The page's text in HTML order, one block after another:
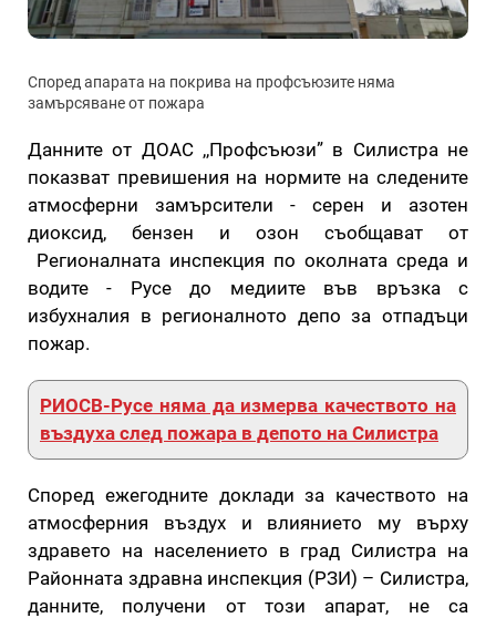
Според апарата на покрива на профсъюзите няма
замърсяване от пожара
Данните от ДОАС ,,Профсъюзи” в Силистра не
показват превишения на нормите на следените
атмосферни замърсители - серен и азотен
диоксид, бензен и озон съобщават от
Регионалната инспекция по околната среда и
водите - Русе до медиите във връзка с
избухналия в регионалното депо за отпадъци
пожар.
РИОСВ-Русе няма да измерва качеството на
въздуха след пожара в депото на Силистра
Според ежегодните доклади за качеството на
атмосферния въздух и влиянието му върху
здравето на населението в град Силистра на
Районната здравна инспекция (РЗИ) – Силистра,
данните, получени от този апарат, не са